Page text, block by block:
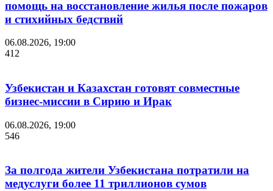
помощь на восстановление жилья после пожаров
и стихийных бедствий
06.08.2026, 19:00
412
Узбекистан и Казахстан готовят совместные
бизнес-миссии в Сирию и Ирак
06.08.2026, 19:00
546
За полгода жители Узбекистана потратили на
медуслуги более 11 триллионов сумов